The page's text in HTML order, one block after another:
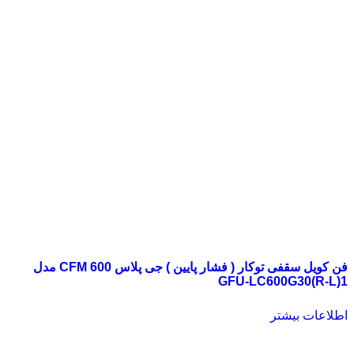
فن کویل سقفی توکار ( فشار پایین ) جی پلاس 600 CFM مدل
GFU-LC600G30(R-L)1
اطلاعات بیشتر